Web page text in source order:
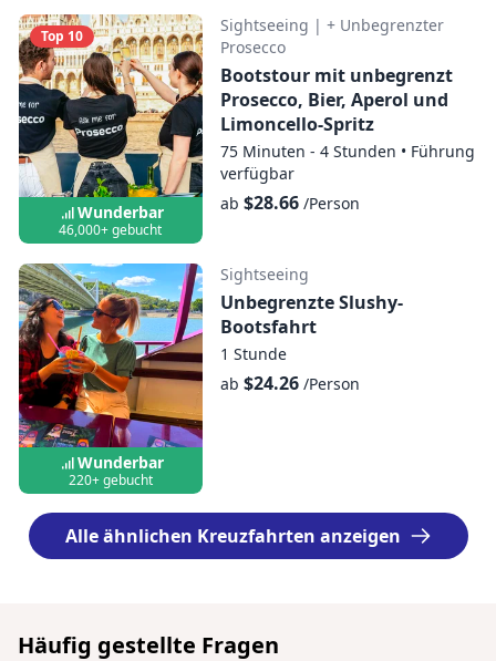
Top 10
Wunderbar
46,000+ gebucht
Sightseeing | + Unbegrenzter
Prosecco
Bootstour mit unbegrenzt
Prosecco, Bier, Aperol und
Limoncello-Spritz
75 Minuten - 4 Stunden • Führung
verfügbar
ab $28.66/Person
Wunderbar
220+ gebucht
Sightseeing
Unbegrenzte Slushy-
Bootsfahrt
1 Stunde
ab $24.26/Person
Alle ähnlichen Kreuzfahrten anzeigen
Häufig gestellte Fragen